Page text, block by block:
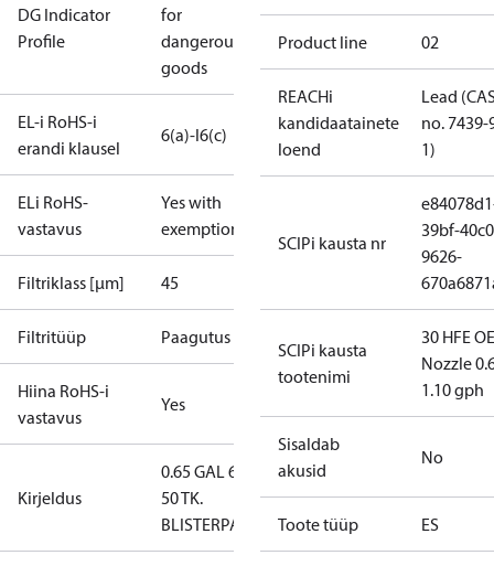
DG Indicator
Profile
for
dangerous
goods
EL-i RoHS-i
erandi klausel
6(a)-I6(c)
ELi RoHS-
vastavus
Yes with
exemptions
Filtriklass [µm] 45
Filtritüüp Paagutus
Hiina RoHS-i
vastavus
Yes
Kirjeldus
0.65 GAL 60° ES -
50 TK.
BLISTERPAKEND
Product line 02
REACHi
kandidaatainete
loend
Lead
no. 7439-
1)
SCIPi kausta nr
39bf-
9626-
SCIPi kausta
tootenimi
30 HFE
Nozzle
1.10 gph
Sisaldab
akusid
No
Toote tüüp ES